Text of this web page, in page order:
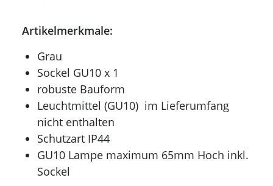
Artikelmerkmale:
Grau
Sockel GU10 x 1
robuste Bauform
Leuchtmittel (GU10) im Lieferumfang
nicht enthalten
Schutzart IP44
GU10 Lampe maximum 65mm Hoch inkl.
Sockel